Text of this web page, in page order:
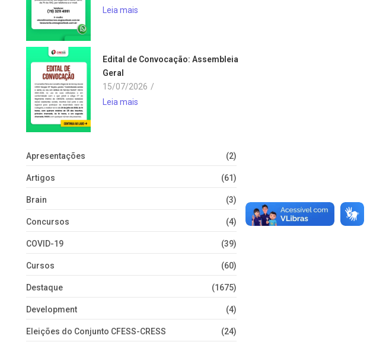
Leia mais
Edital de Convocação: Assembleia
Geral
15/07/2026 /
Leia mais
Apresentações (2)
Artigos (61)
Brain (3)
Concursos (4)
COVID-19 (39)
Cursos (60)
Destaque (1675)
Development (4)
Eleições do Conjunto CFESS-CRESS (24)